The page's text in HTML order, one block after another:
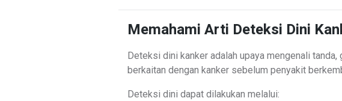
Memahami Arti Deteksi Dini
Deteksi dini kanker adalah upaya mengenali
berkaitan dengan kanker sebelum penyakit
Deteksi dini dapat dilakukan melalui: